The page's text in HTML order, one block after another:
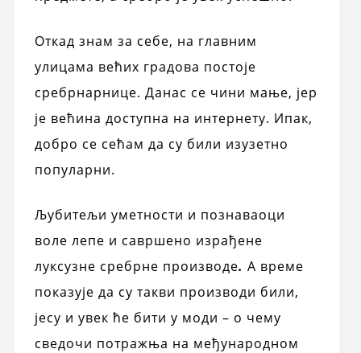
Откад знам за себе, на главним
улицама већих градова постоје
сребрнарнице. Данас се чини мање, јер
је већина доступна на интернету. Ипак,
добро се сећам да су били изузетно
популарни.
Љубитељи уметности и познаваоци
воле лепе и савршено израђене
луксузне сребрне производе. А време
показује да су такви производи били,
јесу и увек ће бити у моди – о чему
сведочи потражња на међународном